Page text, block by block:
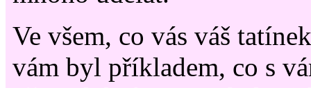
Ve všem, co vás váš
vám byl příkladem, co s